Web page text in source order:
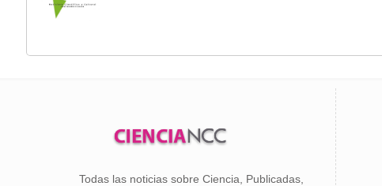
Todas las noticias sobre Ciencia, Publicadas,